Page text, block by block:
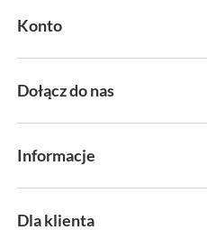
Konto
Dołącz do nas
Informacje
Dla klienta